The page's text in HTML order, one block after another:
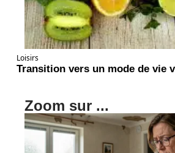
Loisirs
Transition vers un mode de vie
Zoom sur ...